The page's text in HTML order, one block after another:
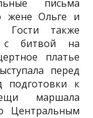
письма
жене Ольге и
Гости также
с битвой на
платье
перед
подготовки к
маршала
Центральным